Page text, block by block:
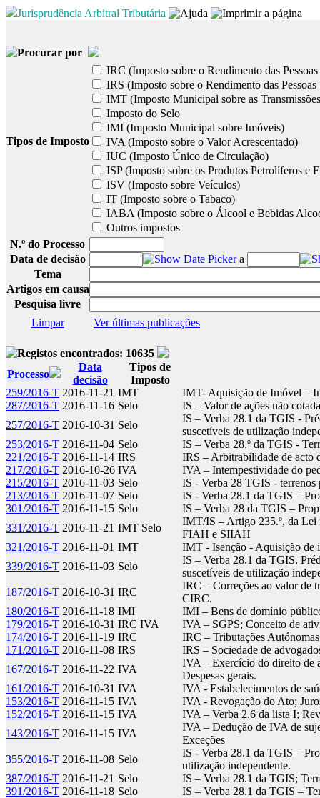
Jurisprudência Arbitral Tributária
Procurar por
IRC (Imposto sobre o Rendimento das
IRS (Imposto sobre o Rendimento das Pessoas
IMT (Imposto Municipal sobre as
Imposto do Selo
IMI (Imposto Municipal sobre Imóveis)
Tipos de Imposto
IVA (Imposto sobre o Valor Acrescentado)
IUC (Imposto Único de Circulação)
ISP (Imposto sobre os Produtos Petrolíferos e
ISV (Imposto sobre Veículos)
IT (Imposto sobre o Tabaco)
IABA (Imposto sobre o Álcool e Bebidas
Outros impostos
N.º do Processo
Data de decisão
a
Tema
Artigos em causa
Pesquisa livre
Limpar
Ver últimas publicações
Registos encontrados: 10635
Processo
Data
decisão
Tipos de
Imposto
259/2016-T 2016-11-21 IMT
IMT- Aquisição de Imóvel –
287/2016-T 2016-11-16 Selo
IS – Valor de ações não
257/2016-T 2016-10-31 Selo
IS – Verba 28.1 da TGIS -
suscetíveis de utilização
253/2016-T 2016-11-04 Selo
IS – Verba 28.º da TGIS -
221/2016-T 2016-11-14 IRS
IRS – Arbitrabilidade de acto
217/2016-T 2016-10-26 IVA
IVA – Intempestividade do
215/2016-T 2016-11-03 Selo
IS - Verba 28 TGIS -
213/2016-T 2016-11-07 Selo
IS - Verba 28.1 da TGIS –
301/2016-T 2016-11-15 Selo
IS – Verba 28 da TGIS –
331/2016-T 2016-11-21 IMT Selo
IMT/IS – Artigo 235.º, da Lei
FIAH e SIIAH
321/2016-T 2016-11-01 IMT
IMT - Isenção - Aquisição de
339/2016-T 2016-11-03 Selo
IS – Verba 28.1 da TGIS.
suscetíveis de utilização
187/2016-T 2016-10-31 IRC
IRC – Correções ao valor de
CIRC.
180/2016-T 2016-11-18 IMI
IMI – Bens de domínio
179/2016-T 2016-10-31 IRC IVA
IVA – SGPS; Conceito de
174/2016-T 2016-11-19 IRC
IRC – Tributações
171/2016-T 2016-11-08 IRS
IRS – Sociedade de
167/2016-T 2016-11-22 IVA
IVA – Exercício do direito de
Despesas gerais.
161/2016-T 2016-10-31 IVA
IVA - Estabelecimentos de
153/2016-T 2016-11-15 IVA
IVA - Revogação do Ato;
152/2016-T 2016-11-15 IVA
IVA – Verba 2.6 da lista I;
143/2016-T 2016-11-15 IVA
IVA – Dedução de IVA de
Exceções
355/2016-T 2016-11-08 Selo
IS - Verba 28.1 da TGIS –
utilização independente.
387/2016-T 2016-11-21 Selo
IS – Verba 28.1 da TGIS;
391/2016-T 2016-11-18 Selo
IS – Verba 28.1 da TGIS –